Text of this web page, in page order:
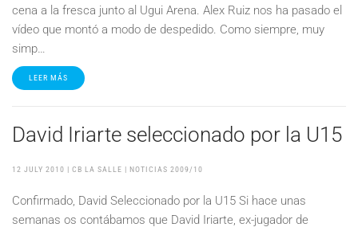
cena a la fresca junto al Ugui Arena. Alex Ruiz nos ha pasado el
vídeo que montó a modo de despedido. Como siempre, muy
simp…
LEER MÁS
David Iriarte seleccionado por la U15
12 JULY 2010 | CB LA SALLE | NOTICIAS 2009/10
Confirmado, David Seleccionado por la U15 Si hace unas
semanas os contábamos que David Iriarte, ex-jugador de